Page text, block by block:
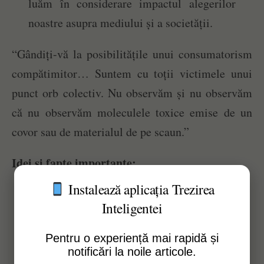
noastre asupra mediului și a societății.
“Gândiți-vă la posibilitățile unui consumatorism
compătimitor… Suntem cu toții victimele unui
punct orb colectiv. Nu observăm și nu observăm
că nu observăm moleculele toxice emise de un
covor sau de materialul de pe scaun.”
Idei și fapte importante:
Studiul de la Seminarul Teologic Princeton
care demonstrează că factorul determinant
în ajutarea unui străin aflat în nevoie este
timpul pe care credem că îl avem la
Instalează aplicația Trezirea
Inteligentei
Pentru o experiență mai rapidă și
notificări la noile articole.